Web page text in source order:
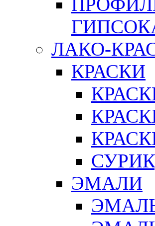
ЛАКО-
КРАСКИ
ЭМАЛИ